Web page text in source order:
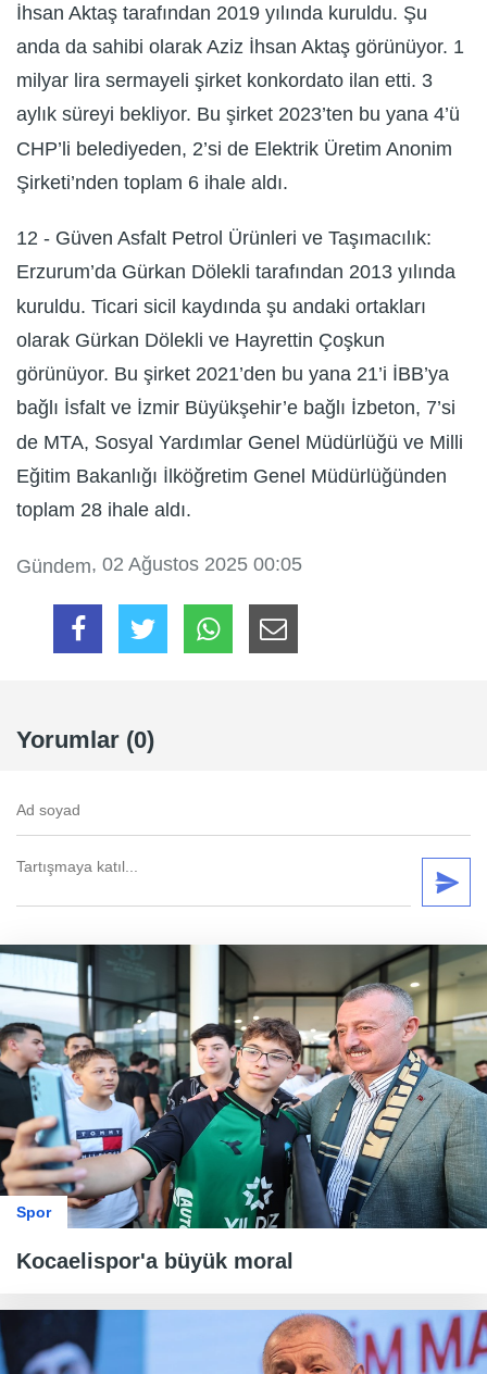
İhsan Aktaş tarafından 2019 yılında kuruldu. Şu
anda da sahibi olarak Aziz İhsan Aktaş görünüyor. 1
milyar lira sermayeli şirket konkordato ilan etti. 3
aylık süreyi bekliyor. Bu şirket 2023’ten bu yana 4’ü
CHP’li belediyeden, 2’si de Elektrik Üretim Anonim
Şirketi’nden toplam 6 ihale aldı.
12 - Güven Asfalt Petrol Ürünleri ve Taşımacılık:
Erzurum’da Gürkan Dölekli tarafından 2013 yılında
kuruldu. Ticari sicil kaydında şu andaki ortakları
olarak Gürkan Dölekli ve Hayrettin Çoşkun
görünüyor. Bu şirket 2021’den bu yana 21’i İBB’ya
bağlı İsfalt ve İzmir Büyükşehir’e bağlı İzbeton, 7’si
de MTA, Sosyal Yardımlar Genel Müdürlüğü ve Milli
Eğitim Bakanlığı İlköğretim Genel Müdürlüğünden
toplam 28 ihale aldı.
Gündem, 02 Ağustos 2025 00:05
Yorumlar (0)
Spor
Kocaelispor'a büyük moral